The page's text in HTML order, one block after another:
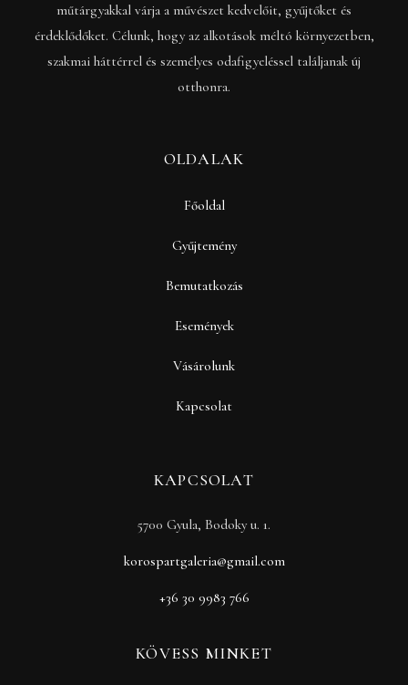
műtárgyakkal várja a művészet kedvelőit, gyűjtőket és
érdeklődőket. Célunk, hogy az alkotások méltó környezetben,
szakmai háttérrel és személyes odafigyeléssel találjanak új
otthonra.
OLDALAK
Főoldal
Gyűjtemény
Bemutatkozás
Események
Vásárolunk
Kapcsolat
KAPCSOLAT
5700 Gyula, Bodoky u. 1.
korospartgaleria@gmail.com
+36 30 9983 766
KÖVESS MINKET